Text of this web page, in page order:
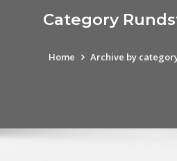
Category
Home Archive by